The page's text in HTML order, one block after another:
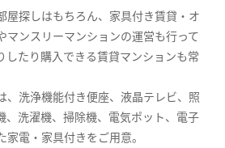
屋探しはもちろん、家具付き賃貸・オ
マンスリーマンションの運営も行って
したり購入できる賃貸マンションも常
、洗浄機能付き便座、液晶テレビ、照
、洗濯機、掃除機、電気ポット、電子
電・家具付きをご用意。